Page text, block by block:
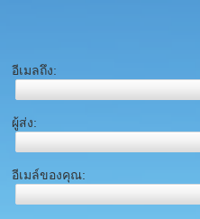
อีเมลถึง:
ผู้ส่ง:
อีเมล์ของคุณ: